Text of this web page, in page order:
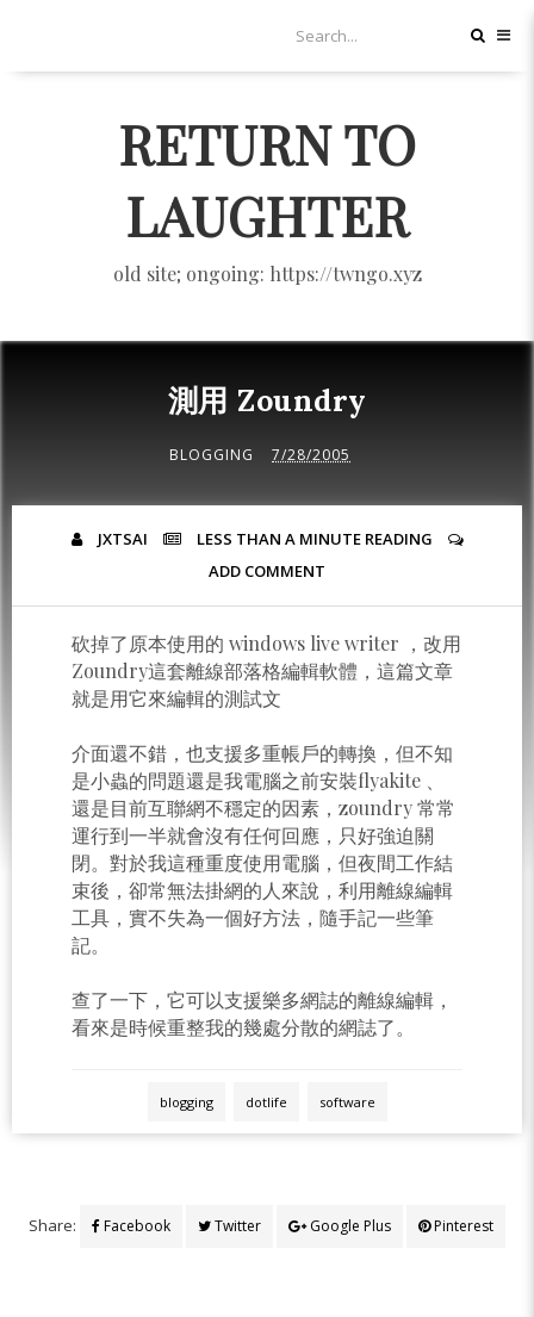
RETURN TO
LAUGHTER
old site; ongoing: https://twngo.xyz
測用 Zoundry
BLOGGING 7/28/2005
JXTSAI LESS THAN A MINUTEREADING
ADD COMMENT
砍掉了原本使用的 windows live writer ，改用
Zoundry這套離線部落格編輯軟體，這篇文章
就是用它來編輯的測試文
介面還不錯，也支援多重帳戶的轉換，但不知
是小蟲的問題還是我電腦之前安裝flyakite 、
還是目前互聯網不穩定的因素，zoundry 常常
運行到一半就會沒有任何回應，只好強迫關
閉。對於我這種重度使用電腦，但夜間工作結
束後，卻常無法掛網的人來說，利用離線編輯
工具，實不失為一個好方法，隨手記一些筆
記。
查了一下，它可以支援樂多網誌的離線編輯，
看來是時候重整我的幾處分散的網誌了。
blogging dotlife software
Share: Facebook Twitter Google Plus Pinterest